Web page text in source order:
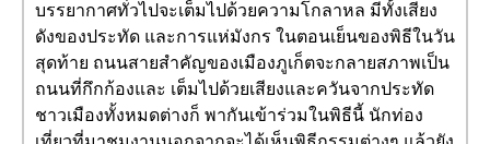
บรรยากาศทั่วไปจะเต็มไปด้วยความโกลาหล มีทั้งเสียง
ดังของประทัด และการแห่มังกร ในตอนเย็นของพิธีในวัน
สุดท้าย ถนนสายสำคัญของเมืองภูเก็ตจะกลายสภาพเป็น
ถนนที่กึกก้องและ เต็มไปด้วยเสียงและควันจากประทัด
ชาวเมืองทั้งหมดต่างก็ พากันเข้าร่วมในพิธีนี้ นักท่อง